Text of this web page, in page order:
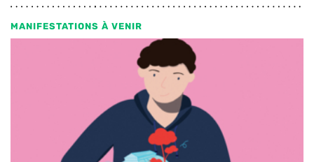
MANIFESTATIONS À VENIR